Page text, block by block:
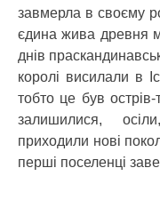
завмерла в своєму
єдина жива древня
днів
королі висилали в
тобто це був
залишилися,
приходили нові
перші поселенці